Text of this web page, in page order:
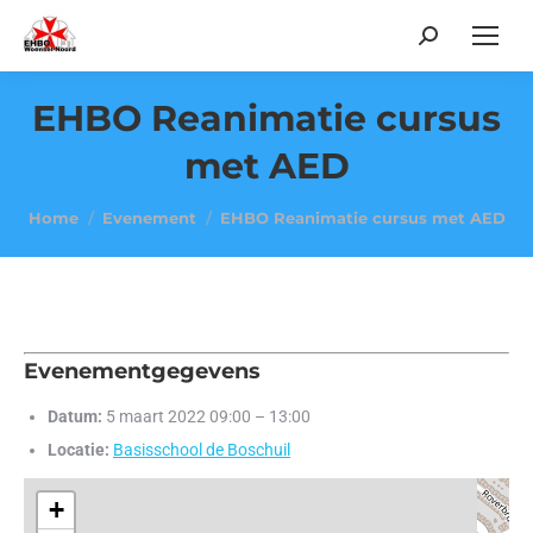
Search:
EHBO Reanimatie cursus
met AED
Je bent hier:
Home Evenement EHBO Reanimatie cursus met AED
Evenementgegevens
Datum: 5 maart 2022 09:00 – 13:00
Locatie: Basisschool de Boschuil
+